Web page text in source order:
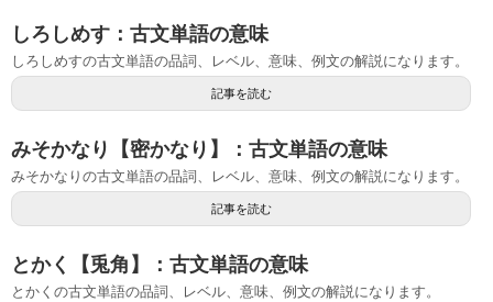
しろしめす：古文単語の意味
しろしめすの古文単語の品詞、レベル、意味、例文の解説になります。
記事を読む
みそかなり【密かなり】：古文単語の意味
みそかなりの古文単語の品詞、レベル、意味、例文の解説になります。
記事を読む
とかく【兎角】：古文単語の意味
とかくの古文単語の品詞、レベル、意味、例文の解説になります。